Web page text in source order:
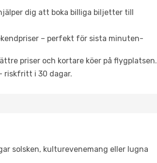
dig att boka billiga biljetter till
– perfekt för sista minuten-
priser och kortare köer på flygplatsen.
riskfritt i 30 dagar.
solsken, kulturevenemang eller lugna